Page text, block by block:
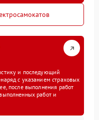
и последующий
с указанием страховых
после выполнения работ
работ и